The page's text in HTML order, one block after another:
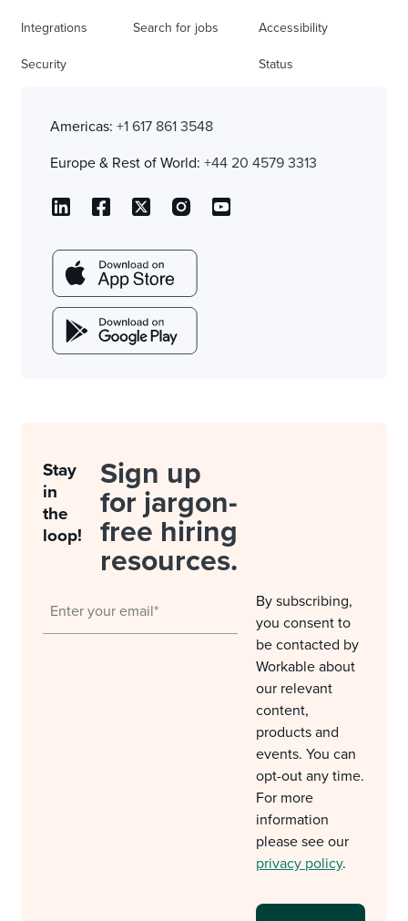
Integrations
Security
Search for jobs Accessibility
Status
Americas: +1 617 861 3548
Europe & Rest of World: +44 20 4579 3313
Stay
in
the
loop!
Sign up
for jargon-
free hiring
resources.
By subscribing,
you consent to
be contacted by
Workable about
our relevant
content,
products and
events. You can
opt-out any time.
For more
information
please see our
privacy policy.